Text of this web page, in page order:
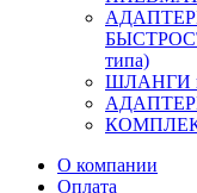
типа)
ШЛАНГИ
О компании
Оплата